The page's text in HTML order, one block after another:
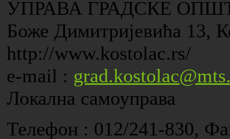
УПРАВА ГРАДСКЕ
Боже Димитријевића 13,
http://www.kostolac.rs/
e-mail :
Локална самоуправа
Телефон : 012/241-830,